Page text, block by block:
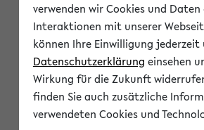
Bitte melden Sie
Anmeldung am eKVV
verwenden wir Cookies und
Interaktionen mit unserer
können Ihre Einwilligung
Datenschutzerklärung einsehen
Wirkung für die Zukunft
finden Sie auch zusätzliche
verwendeten Cookies und